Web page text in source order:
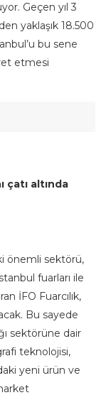
Geçen yıl 3
yaklaşık 18.500
bu sene
etmesi
çatı altında
önemli sektörü,
fuarları ile
İFO Fuarcılık,
Bu sayede
sektörüne dair
teknolojisi,
yeni ürün ve